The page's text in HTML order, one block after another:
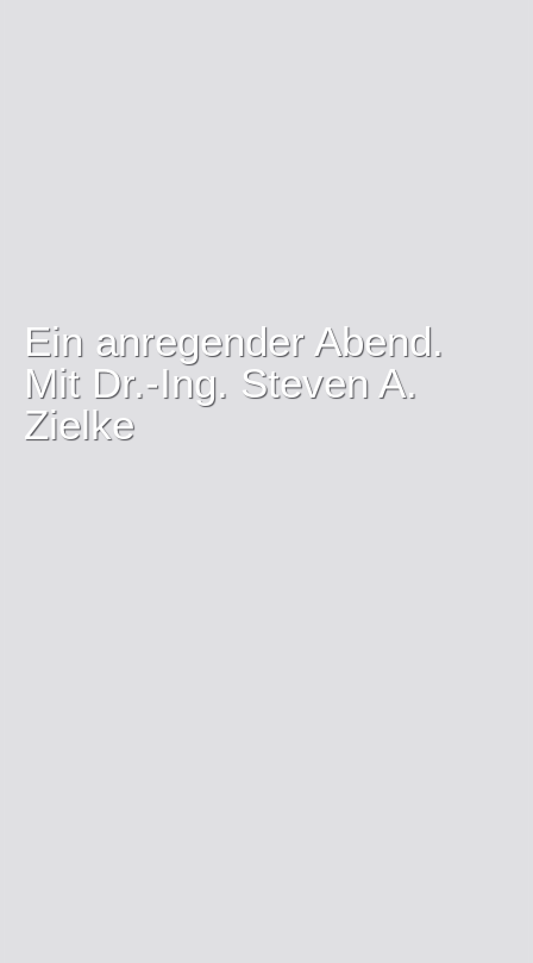
Ein anregender Abend.
Mit Dr.-Ing. Steven A.
Zielke